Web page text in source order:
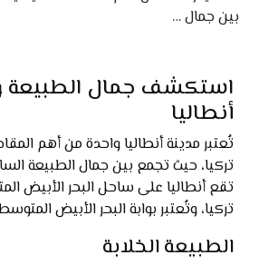
بين جمال …
استكشف جمال الطبيعة
أنطاليا
تُعتبر مدينة أنطاليا واحدة من أهم
تركيا، حيث تجمع بين جمال الطبيعة
تقع أنطاليا على ساحل البحر الأبيض
تركيا، وتُعتبر بوابة البحر الأبيض
الطبيعة الخلابة